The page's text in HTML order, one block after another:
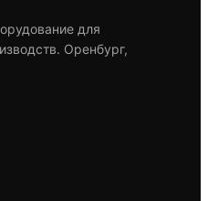
для
Оренбург,